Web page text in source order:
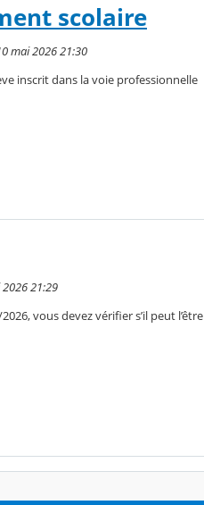
scolaire
mai 2026 21:30
inscrit dans la voie professionnelle
21:29
vous devez vérifier s’il peut l’être